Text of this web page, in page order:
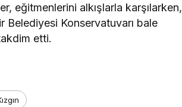
eğitmenlerini alkışlarla karşılarken,
Konservatuvarı bale
etti.